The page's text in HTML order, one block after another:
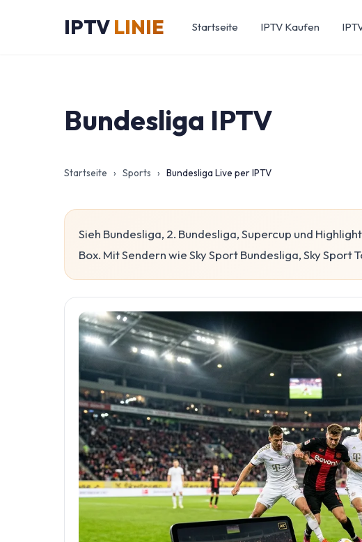
IPTV LINIE Startseite IPTV Kaufen
Bundesliga IPTV
Startseite › Sports › Bundesliga Live per IPTV
Sieh Bundesliga, 2. Bundesliga, Supercup und
Box. Mit Sendern wie Sky Sport Bundesliga, Sky Sport